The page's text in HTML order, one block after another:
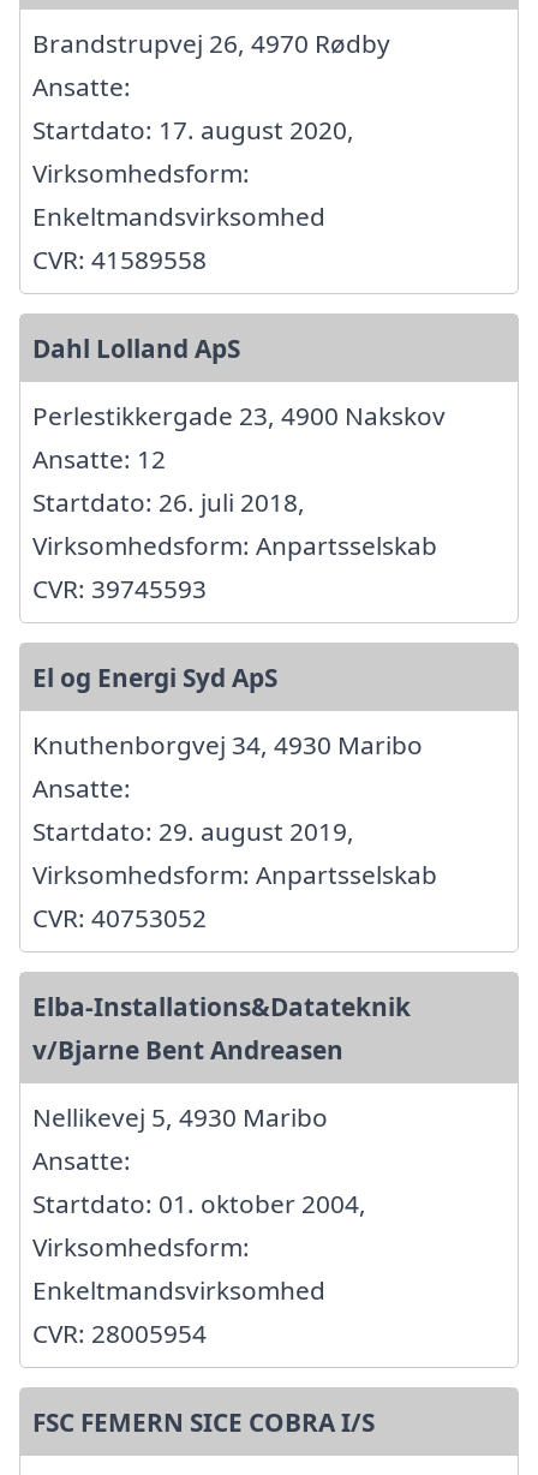
Brandstrupvej 26, 4970 Rødby
Ansatte:
Startdato: 17. august 2020,
Virksomhedsform:
Enkeltmandsvirksomhed
CVR: 41589558
Dahl Lolland ApS
Perlestikkergade 23, 4900 Nakskov
Ansatte: 12
Startdato: 26. juli 2018,
Virksomhedsform: Anpartsselskab
CVR: 39745593
El og Energi Syd ApS
Knuthenborgvej 34, 4930 Maribo
Ansatte:
Startdato: 29. august 2019,
Virksomhedsform: Anpartsselskab
CVR: 40753052
Elba-Installations&Datateknik
v/Bjarne Bent Andreasen
Nellikevej 5, 4930 Maribo
Ansatte:
Startdato: 01. oktober 2004,
Virksomhedsform:
Enkeltmandsvirksomhed
CVR: 28005954
FSC FEMERN SICE COBRA I/S